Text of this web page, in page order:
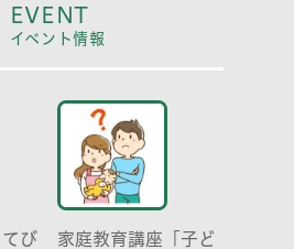
EVENT
イベント情報
び
家庭教育講座「子ど